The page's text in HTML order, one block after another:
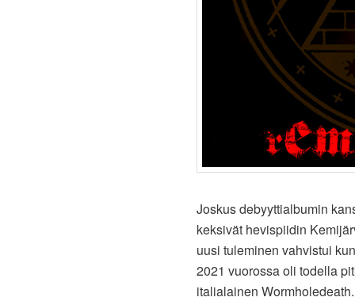
Joskus debyyttialbumin
keksivät hevispiidin
uusi tuleminen vahvistui
2021 vuorossa oli todella
italialainen Wormholedeath.